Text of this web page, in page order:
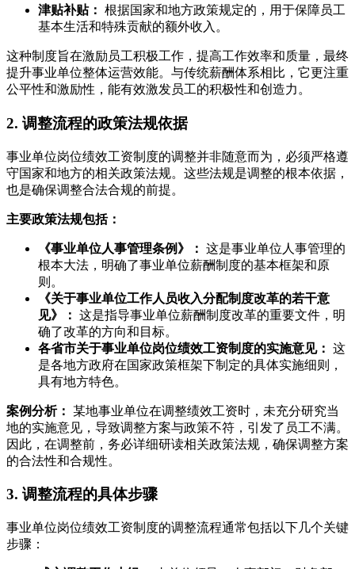
津贴补贴： 根据国家和地方政策规定的，用于保障员工
基本生活和特殊贡献的额外收入。
这种制度旨在激励员工积极工作，提高工作效率和质量，最终
提升事业单位整体运营效能。与传统薪酬体系相比，它更注重
公平性和激励性，能有效激发员工的积极性和创造力。
2. 调整流程的政策法规依据
事业单位岗位绩效工资制度的调整并非随意而为，必须严格遵
守国家和地方的相关政策法规。这些法规是调整的根本依据，
也是确保调整合法合规的前提。
主要政策法规包括：
《事业单位人事管理条例》： 这是事业单位人事管理的
根本大法，明确了事业单位薪酬制度的基本框架和原
则。
《关于事业单位工作人员收入分配制度改革的若干意
见》： 这是指导事业单位薪酬制度改革的重要文件，明
确了改革的方向和目标。
各省市关于事业单位岗位绩效工资制度的实施意见： 这
是各地方政府在国家政策框架下制定的具体实施细则，
具有地方特色。
案例分析： 某地事业单位在调整绩效工资时，未充分研究当
地的实施意见，导致调整方案与政策不符，引发了员工不满。
因此，在调整前，务必详细研读相关政策法规，确保调整方案
的合法性和合规性。
3. 调整流程的具体步骤
事业单位岗位绩效工资制度的调整流程通常包括以下几个关键
步骤：